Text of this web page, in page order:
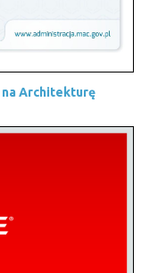
Architekturę